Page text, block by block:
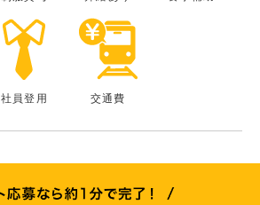
社員登用 交通費